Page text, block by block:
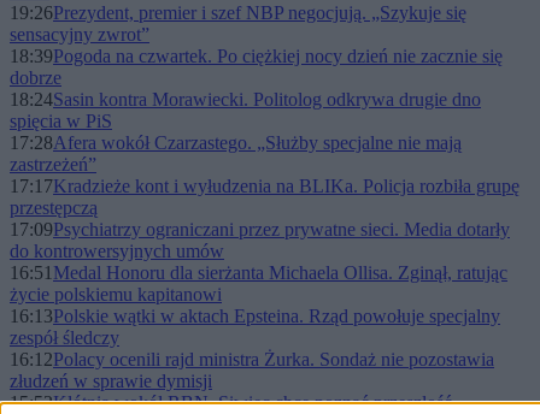
19:26Prezydent, premier i szef NBP negocjują. „Szykuje się
sensacyjny zwrot”
18:39Pogoda na czwartek. Po ciężkiej nocy dzień nie zacznie się
dobrze
18:24Sasin kontra Morawiecki. Politolog odkrywa drugie dno
spięcia w PiS
17:28Afera wokół Czarzastego. „Służby specjalne nie mają
zastrzeżeń”
17:17Kradzieże kont i wyłudzenia na BLIKa. Policja rozbiła grupę
przestępczą
17:09Psychiatrzy ograniczani przez prywatne sieci. Media dotarły
do kontrowersyjnych umów
16:51 Medal Honoru dla sierżanta Michaela Ollisa. Zginął, ratując
życie polskiemu kapitanowi
16:13Polskie wątki w aktach Epsteina. Rząd powołuje specjalny
zespół śledczy
16:12Polacy ocenili rajd ministra Żurka. Sondaż nie pozostawia
złudzeń w sprawie dymisji
15:52Kłótnia wokół RBN. Siwiec chce poznać przeszłość